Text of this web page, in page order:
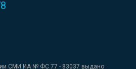
СМИ ИА № ФС 77 - 83037 выдано